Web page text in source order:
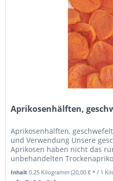
Aprikosenhälften,
Aprikosenhälften,
und Verwendung Unsere
Aprikosen haben nicht das
unbehandelten
Inhalt0.25 Kilogramm(20,00 € * / 1